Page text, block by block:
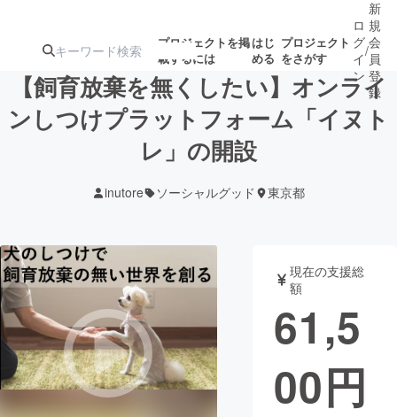
プロジェクトを掲
載するには
はじ
める
プロジェクト
をさがす
注目の新着プロ 募集終了が近いプ
テクノロジー・ガジェット
映像・映画 書籍・雑誌
ビジネス・起業 チャレンジ
ロ
グ
イ
ン
/
新
規
会
員
登
録
【飼育放棄を無くしたい】オンライ
ンしつけプラットフォーム「イヌト
レ」の開設
inutore ソーシャルグッド 東京都
現在の支援総
額
61,5
00円